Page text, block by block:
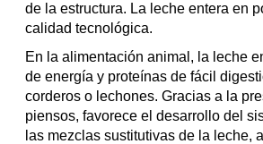
de la estructura. La leche entera en
calidad tecnológica.
En la alimentación animal, la leche
de energía y proteínas de fácil
corderos o lechones. Gracias a la
piensos, favorece el desarrollo del
las mezclas sustitutivas de la leche,